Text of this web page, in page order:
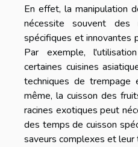
En effet, la manipulation
nécessite souvent des
spécifiques et innovantes
Par exemple,
certaines cuisines
techniques de trempage
même, la cuisson des
racines exotiques peut
des temps de cuisson
saveurs complexes et leur